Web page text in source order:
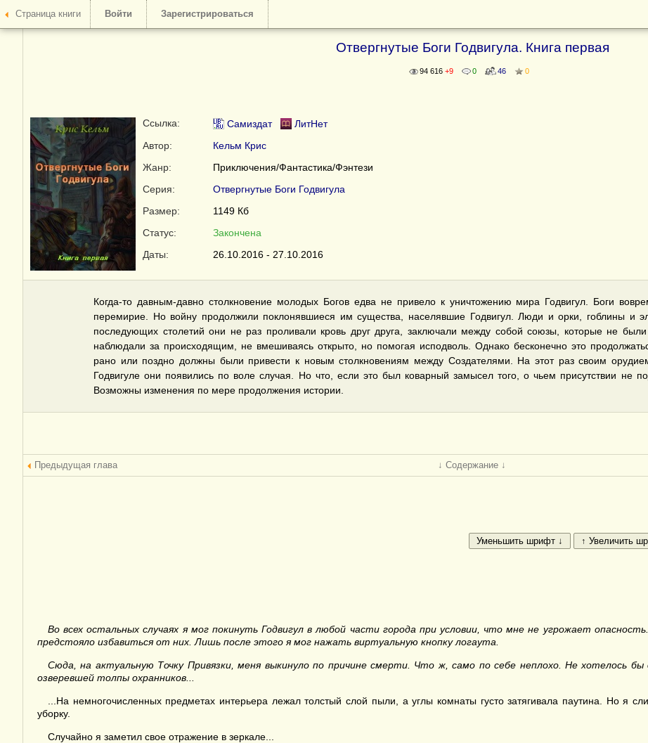
Страница книги Войти Зарегистрироваться
Отвергнутые Боги Годвигула. Книга первая
94 616 +9 0 46 0
Ссылка: Самиздат
ЛитНет
Автор:
Кельм Крис
Жанр:
Приключения/Фантастика/Фэнтези
Серия:
Отвергнутые Боги Годвигула
Размер:
1149 Кб
Статус:
Закончена
Даты:
26.10.2016 - 27.10.2016
Когда-то давным-давно столкновение молодых Богов едва не привело к уничтожению мира Годвигул. Боги
перемирие. Но войну продолжили поклонявшиеся им существа, населявшие Годвигул. Люди и орки, гоблины и
последующих столетий они не раз проливали кровь друг друга, заключали между собой союзы, которые не
наблюдали за происходящим, не вмешиваясь открыто, но помогая исподволь. Однако бесконечно это
рано или поздно должны были привести к новым столкновениям между Создателями. На этот раз своим
Годвигуле они появились по воле случая. Но что, если это был коварный замысел того, о чьем присутствии не
Возможны изменения по мере продолжения истории.
Предыдущая глава ↓ Содержание ↓
Во всех остальных случаях я мог покинутьГодвигул в любой части города при условии, что мне не угрожает
предстояло избавиться от них. Лишь после этого я мог нажать виртуальную кнопку логаута.
Сюда, на актуальную Точку Привязки, меня выкинуло по причине смерти. Что ж, само по себе неплохо. Не хотелось бы
озверевшей толпы охранников...
...На немногочисленных предметах интерьера лежал толстый слой пыли, а углы комнаты густо затягивала паутина. Но я
уборку.
Случайно я заметил свое отражение в зеркале...